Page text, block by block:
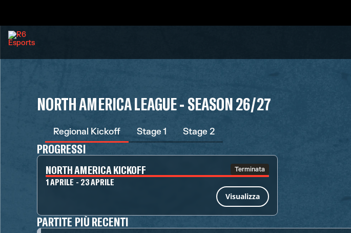
NORTH AMERICA LEAGUE - SEASON 26/27
Regional Kickoff Stage 1 Stage 2
PROGRESSI
NORTH AMERICA KICKOFF Terminata
1 APRILE - 23 APRILE
Visualizza
PARTITE PIÙ RECENTI